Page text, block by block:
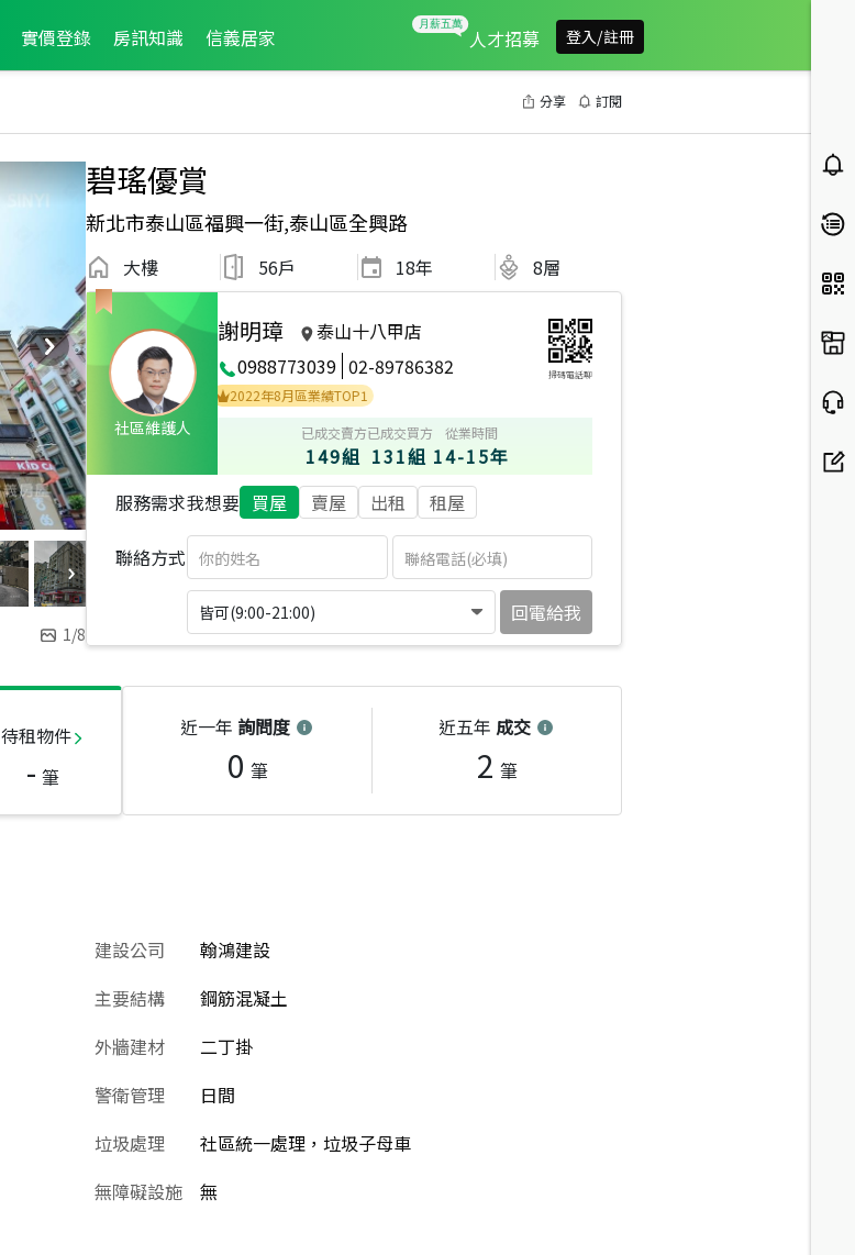
實價登錄 房訊知識 信義居家 人才招募 登入/註冊
分享 訂閱
1/8
碧瑤優賞
新北市泰山區福興一街,泰山區全興路
大樓 56戶 18年 8層
社區維護人
謝明璋
泰山十八甲店
0988773039 02-89786382 掃碼電話聊
2023年6月區業績TOP1
2022年8月區業績TOP1
已成交賣方
149組
已成交買方
131組
從業時間
14-15年
服務需求我想要 買屋 賣屋 出租 租屋
聯絡方式
皆可(9:00-21:00) 回電給我
待租物件
- 筆
近一年 詢問度
0 筆
近五年 成交
2 筆
建設公司
翰鴻建設
主要結構
鋼筋混凝土
外牆建材
二丁掛
警衛管理
日間
垃圾處理
社區統一處理，垃圾子母車
無障礙設施
無